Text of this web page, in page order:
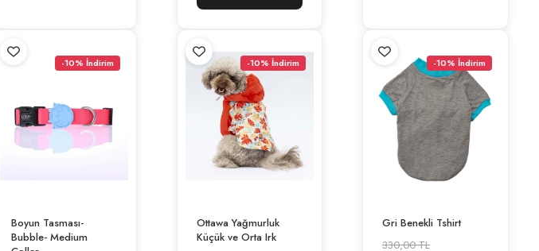
-10% İndirim
Boyun Tasması-
Bubble- Medium
-10% İndirim
Ottawa Yağmurluk
Küçük ve Orta Irk
-10% İndirim
Gri Benekli Tshirt
330,00 TL